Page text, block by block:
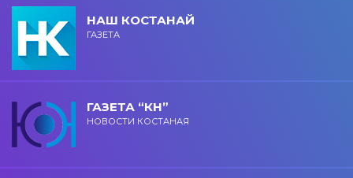
НАШ КОСТАНАЙ
ГАЗЕТА
ГАЗЕТА “КН”
НОВОСТИ КОСТАНАЯ